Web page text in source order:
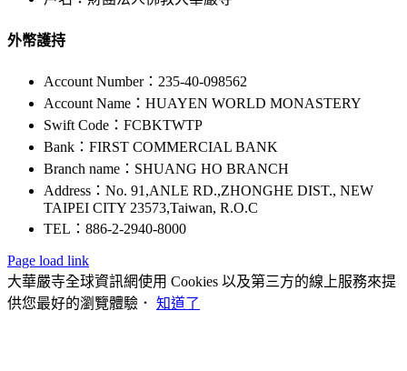
外幣護持
Account Number：235-40-098562
Account Name：HUAYEN WORLD MONASTERY
Swift Code：FCBKTWTP
Bank：FIRST COMMERCIAL BANK
Branch name：SHUANG HO BRANCH
Address：No. 91,ANLE RD.,ZHONGHE DIST., NEW
TAIPEI CITY 23573,Taiwan, R.O.C
TEL：886-2-2940-8000
Page load link
大華嚴寺全球資訊網使用 Cookies 以及第三方的線上服務來提
供您最好的瀏覽體驗． 知道了